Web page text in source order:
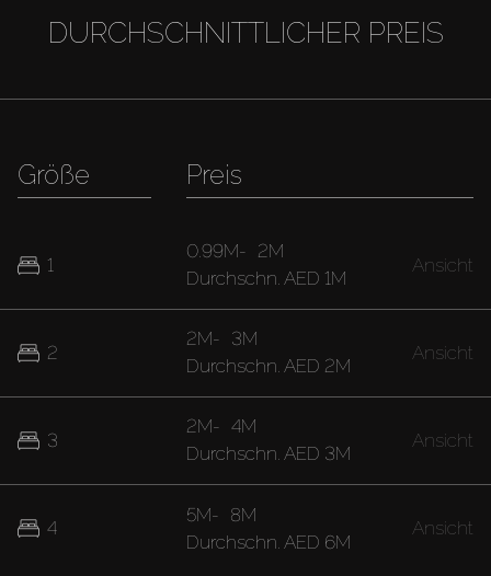
DURCHSCHNITTLICHER PREIS
Größe
1
2
3
4
Preis
0.99M- 2M
Durchschn. AED 1M
Ansicht
2M- 3M
Durchschn. AED 2M
Ansicht
2M- 4M
Durchschn. AED 3M
Ansicht
5M- 8M
Durchschn. AED 6M
Ansicht